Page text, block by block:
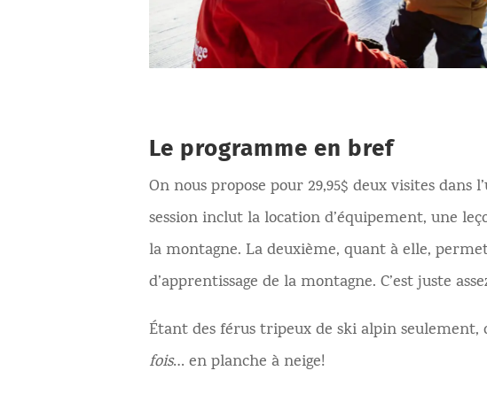
Le programme en bref
On nous propose pour 29,95$ deux visites
session inclut la location d’équipement, une
la montagne. La deuxième, quant à elle,
d’apprentissage de la montagne. C’est juste
Étant des férus tripeux de ski alpin seulement,
fois… en planche à neige!